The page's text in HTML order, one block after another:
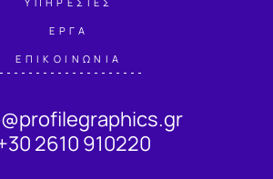
ΕΡΓΑ
ΕΠΙΚΟΙΝΩΝΙΑ
2610 910220